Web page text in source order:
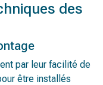
des
par leur facilité de
être installés